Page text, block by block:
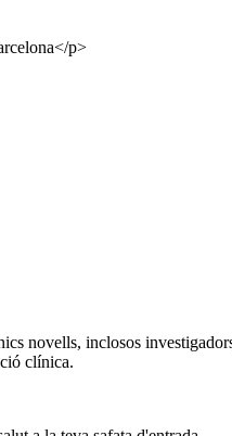
p>
novells, inclosos
clínica.